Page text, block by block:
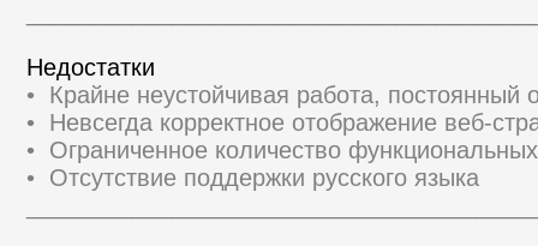
Недостатки
• Крайне неустойчивая работа, постоянный
• Невсегда корректное отображение веб-
• Ограниченное количество
• Отсутствие поддержки русского языка